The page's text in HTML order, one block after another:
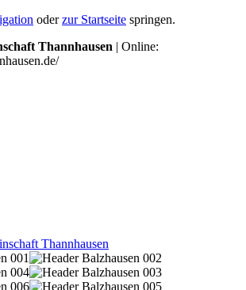
oderzur Startseite springen.
Thannhausen | Online: